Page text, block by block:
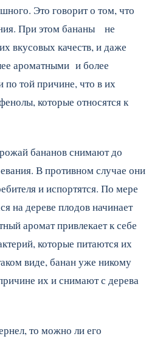
Это говорит о том, что
При этом бананы не
вкусовых качеств, и даже
ароматными и более
той причине, что в их
которые относятся к
бананов снимают до
В противном случае они
и испортятся. По мере
на дереве плодов начинает
аромат привлекает к себе
которые питаются их
виде, банан уже никому
их и снимают с дерева
то можно ли его